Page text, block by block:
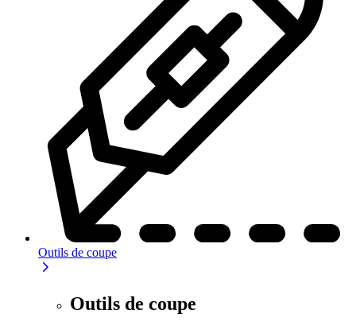
Outils de coupe
Outils de coupe